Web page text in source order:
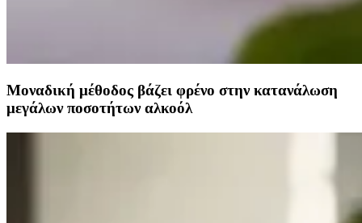
Μοναδική μέθοδος βάζει φρένο στην κατανάλωση
μεγάλων ποσοτήτων αλκοόλ